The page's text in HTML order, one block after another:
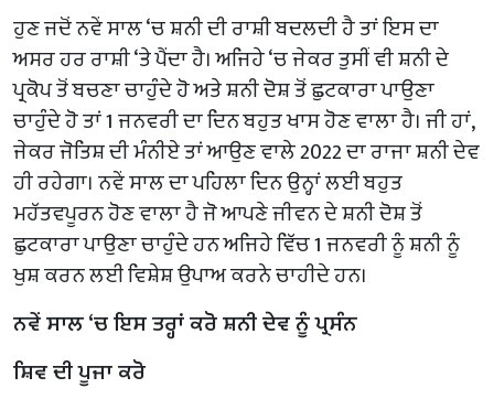
ਹੁਣ ਜਦੋਂ ਨਵੇਂ ਸਾਲ ‘ਚ ਸ਼ਨੀ ਦੀ ਰਾਸ਼ੀ ਬਦਲਦੀ ਹੈ ਤਾਂ ਇਸ ਦਾ
ਅਸਰ ਹਰ ਰਾਸ਼ੀ ‘ਤੇ ਪੈਂਦਾ ਹੈ। ਅਜਿਹੇ ‘ਚ ਜੇਕਰ ਤੁਸੀਂ ਵੀ ਸ਼ਨੀ ਦੇ
ਪ੍ਰਕੋਪ ਤੋਂ ਬਚਣਾ ਚਾਹੁੰਦੇ ਹੋ ਅਤੇ ਸ਼ਨੀ ਦੋਸ਼ ਤੋਂ ਛੁਟਕਾਰਾ ਪਾਉਣਾ
ਚਾਹੁੰਦੇ ਹੋ ਤਾਂ 1 ਜਨਵਰੀ ਦਾ ਦਿਨ ਬਹੁਤ ਖਾਸ ਹੋਣ ਵਾਲਾ ਹੈ। ਜੀ ਹਾਂ,
ਜੇਕਰ ਜੋਤਿਸ਼ ਦੀ ਮੰਨੀਏ ਤਾਂ ਆਉਣ ਵਾਲੇ 2022 ਦਾ ਰਾਜਾ ਸ਼ਨੀ ਦੇਵ
ਹੀ ਰਹੇਗਾ। ਨਵੇਂ ਸਾਲ ਦਾ ਪਹਿਲਾ ਦਿਨ ਉਨ੍ਹਾਂ ਲਈ ਬਹੁਤ
ਮਹੱਤਵਪੂਰਨ ਹੋਣ ਵਾਲਾ ਹੈ ਜੋ ਆਪਣੇ ਜੀਵਨ ਦੇ ਸ਼ਨੀ ਦੋਸ਼ ਤੋਂ
ਛੁਟਕਾਰਾ ਪਾਉਣਾ ਚਾਹੁੰਦੇ ਹਨ ਅਜਿਹੇ ਵਿੱਚ 1 ਜਨਵਰੀ ਨੂੰ ਸ਼ਨੀ ਨੂੰ
ਖੁਸ਼ ਕਰਨ ਲਈ ਵਿਸ਼ੇਸ਼ ਉਪਾਅ ਕਰਨੇ ਚਾਹੀਦੇ ਹਨ।
ਨਵੇਂ ਸਾਲ ‘ਚ ਇਸ ਤਰ੍ਹਾਂ ਕਰੋ ਸ਼ਨੀ ਦੇਵ ਨੂੰ ਪ੍ਰਸੰਨ
ਸ਼ਿਵ ਦੀ ਪੂਜਾ ਕਰੋ